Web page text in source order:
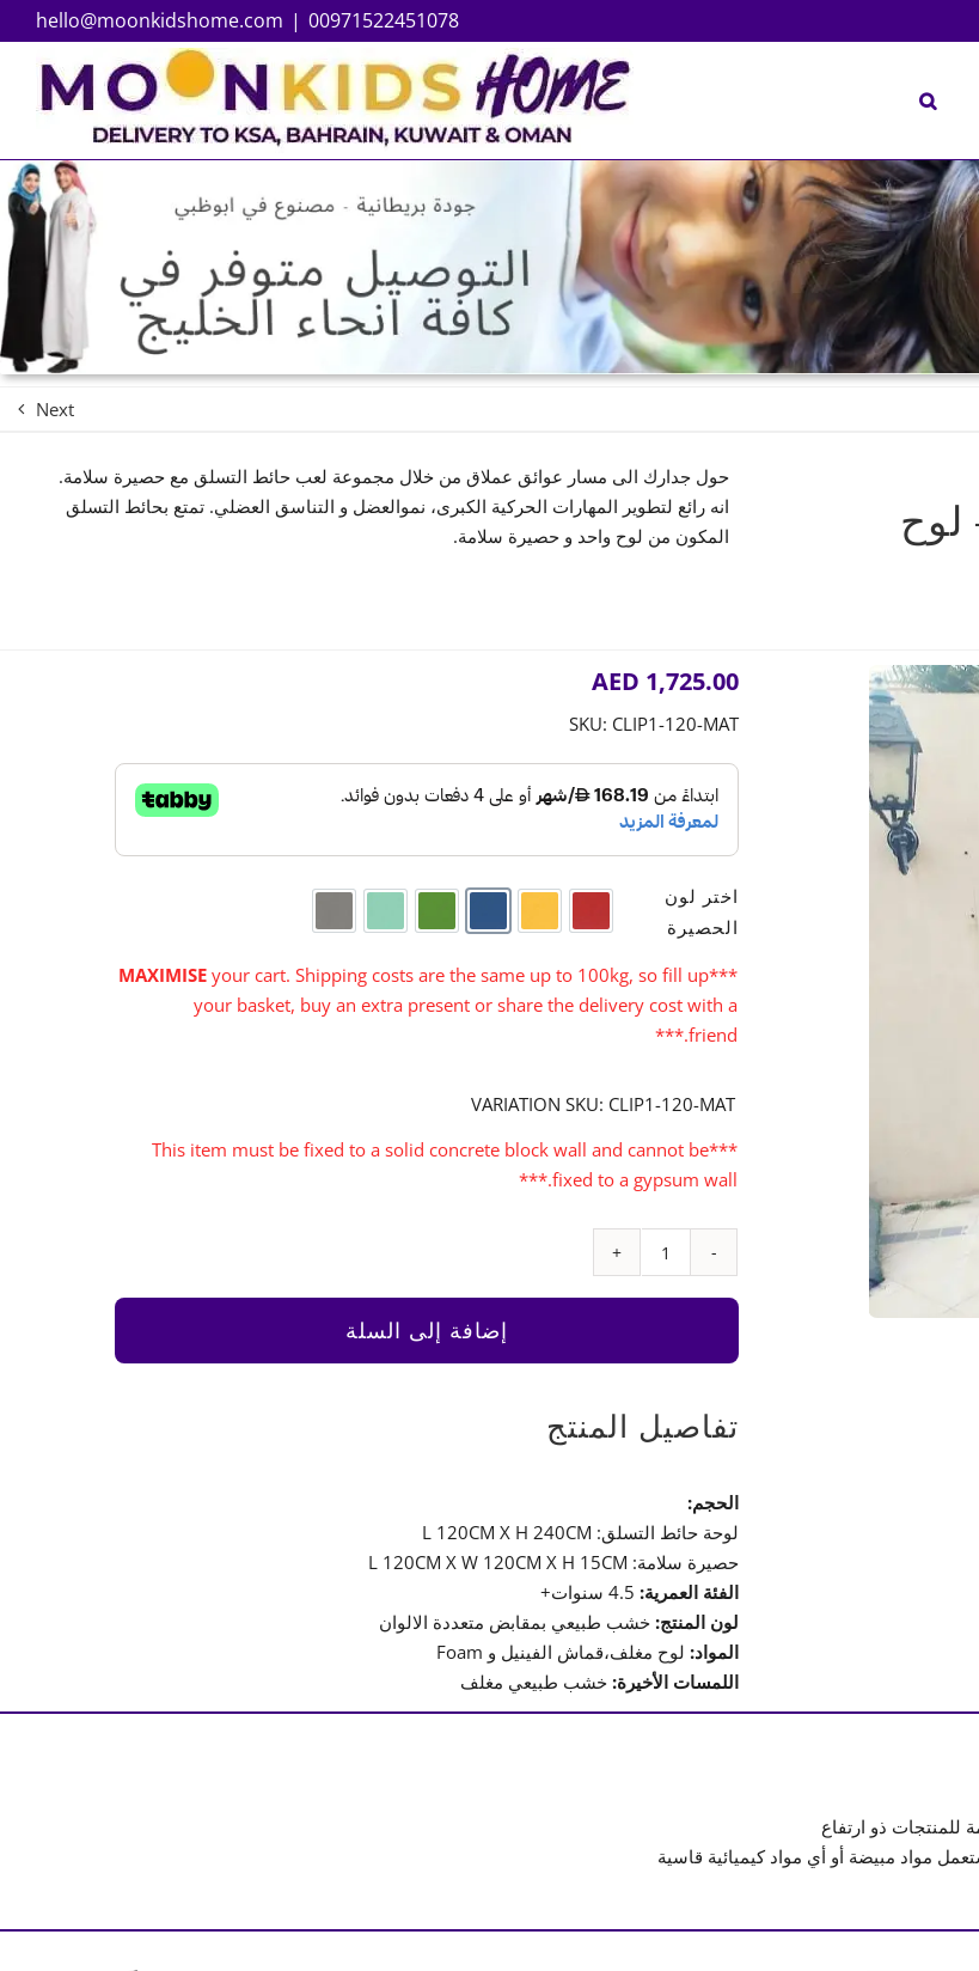
00971522451078
|
hello@moonkidshome.com
Next
حول جدارك الى مسار عوائق عملاق من خلال مجموعة لعب حائط التسلق مع حصيرة سلامة.
انه رائع لتطوير المهارات الحركية الكبرى، نموالعضل و التناسق العضلي. تمتع بحائط التسلق
المكون من لوح واحد و حصيرة سلامة.
AED 1,725.00
SKU: CLIP1-120-MAT
اختر لون
الحصيرة
أحمر أصفر أزرق أخضر فيروزيرمادي
***
MAXIMISEyour cart. Shipping costs are the same up to 100kg, so fill up
your basket, buy an extra present or share the delivery cost with a
friend.***
VARIATION SKU: CLIP1-120-MAT
***This item must be fixed to a solid concrete block wall and cannot be
fixed to a gypsum wall.***
كمية
حائط
سلامة
-
إضافة إلى السلة
تفاصيل المنتج
الحجم:
لوحة حائط التسلق: L 120CM X H 240CM
حصيرة سلامة: L 120CM X W 120CM X H 15CM
الفئة العمرية:
لون المنتج: خشب طبيعي بمقابض متعددة الالوان
المواد: لوح مغلف،قماش الفينيل و Foam
اللمسات الأخيرة: خشب طبيعي مغلف
للمنتجات ذو ارتفاع
مواد مبيضة أو أي مواد كيميائية قاسية